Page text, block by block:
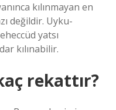
kılınmayan en
değildir. Uyku-
yatsı
kılınabilir.
rekattır?